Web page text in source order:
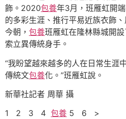
飾。2020包養年3月，班雁虹開
的多彩生涯、推行平易近族衣飾
今朝， 包養班雁虹在隆林縣城開
索立異傳統身手。
“我盼望越來越多的人在日常生涯
傳統文包養化。”班雁虹說。
新華社記者 周華 攝
1 2 3 4 包養 5 6 >